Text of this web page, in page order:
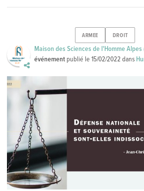
ARMEE DROIT
Maison des Sciences de l'Homme Alpes
événement publié le15/02/2022 dans